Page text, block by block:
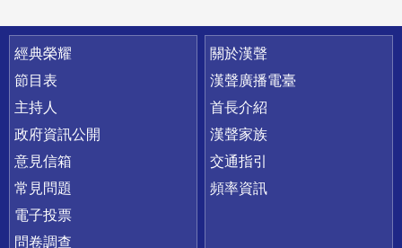
快速連結
經典榮耀
節目表
主持人
政府資訊公開
意見信箱
常見問題
電子投票
問卷調查
關於漢聲
漢聲廣播電臺
首長介紹
漢聲家族
交通指引
頻率資訊